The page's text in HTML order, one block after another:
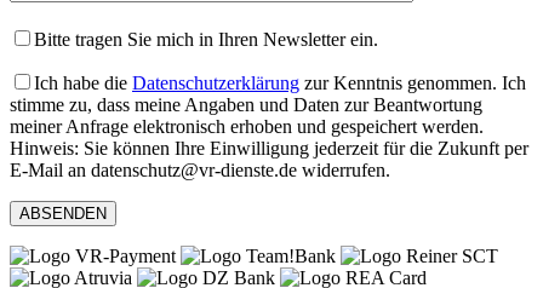
Bitte tragen Sie mich in Ihren Newsletter ein.
Ich habe die Datenschutzerklärung zur Kenntnis genommen. Ich
stimme zu, dass meine Angaben und Daten zur Beantwortung
meiner Anfrage elektronisch erhoben und gespeichert werden.
Hinweis: Sie können Ihre Einwilligung jederzeit für die Zukunft per
E-Mail an datenschutz@vr-dienste.de widerrufen.